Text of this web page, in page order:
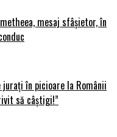
mesaj sfâșietor, în
în picioare la Românii
să câștigi!”